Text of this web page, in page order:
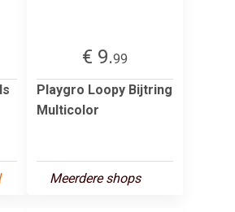
€ 9.99
Playgro Loopy Bijtring
Multicolor
Meerdere shops